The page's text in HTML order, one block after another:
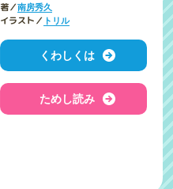
著／南房秀久
イラスト／ トリル
くわしくは
ためし読み